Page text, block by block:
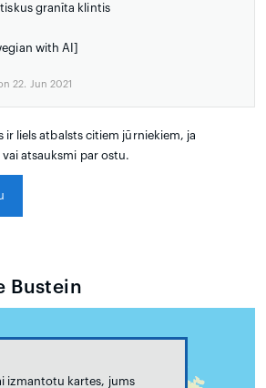
granīta klintis
with AI]
22. Jun 2021
ir liels atbalsts citiem jūrniekiem, ja
atsauksmi par ostu.
Bustein
izmantotu kartes, jums